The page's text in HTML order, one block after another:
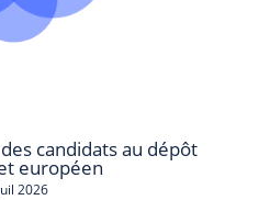
candidats au dépôt
européen
2026